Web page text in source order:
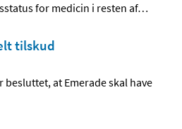
for medicin i resten af…
tilskud
at Emerade skal have